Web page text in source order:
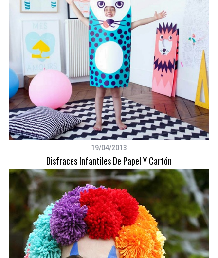
19/04/2013
Disfraces Infantiles De Papel Y Cartón